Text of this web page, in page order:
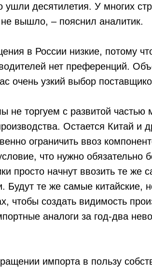
ушли десятилетия. У многих
не вышло, – пояснил аналитик.
в России низкие, потому
нет преференций.
очень узкий выбор
не торгуем с развитой частью
Остается Китай и
ограничить ввоз
что нужно обязательно
просто начнут ввозить те же
Будут те же самые китайские,
чтобы создать видимость
аналоги за год-два
импорта в пользу